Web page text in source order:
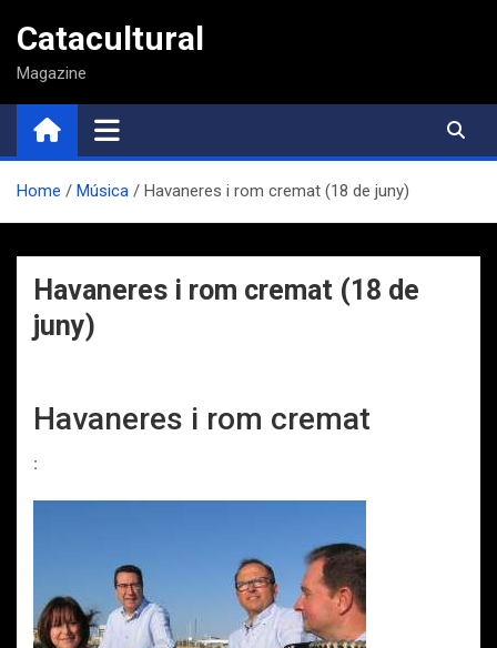
contenido
Catacultural
Magazine
Home Música Havaneres i rom cremat (18 de juny)
Havaneres i rom cremat (18 de
juny)
Havaneres i rom cremat
: